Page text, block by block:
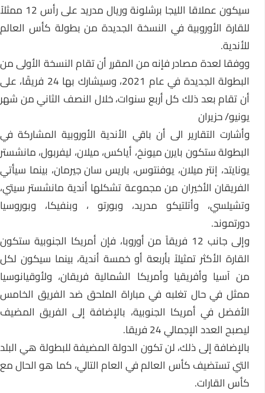
سيكون عملاقا الليجا برشلونة وريال مدريد على رأس 12 ممثلاً
للقارة الأوروبية في النسخة الجديدة من بطولة كأس العالم
للأندية.
ووفقا لعدة مصادر فإنه من المقرر أن تقام النسخة الأولى من
البطولة الجديدة في عام 2021، وسيشارك بها 24 فريقًا، على
أن تقام بعد ذلك كل أربع سنوات، خلال النصف الثاني من شهر
يونيو/ حزيران
وأشارت التقارير الى أن باقي الأندية الأوروبية المشاركة في
البطولة ستكون بايرن ميونخ، أياكس، ميلان، ليفربول، مانشستر
يونايتد، إنتر ميلان، يوفنتوس، باريس سان جيرمان، بينما سيأتي
الفريقان الأخيران من مجموعة تشكلها أندية مانشستر سيتي،
وتشيلسي، وأتلتيكو مدريد، وبورتو ، وبنفيكا، وبوروسيا
دورتموند.
وإلى جانب 12 فريقاً من أوروبا، فإن أمريكا الجنوبية ستكون
القارة الأكثر تمثيلاً بأربعة أو خمسة أندية، بينما سيكون لكل
من آسيا وأفريقيا وأمريكا الشمالية فريقان، ولأوقيانوسيا
ممثل في حال تغلبه في مباراة الملحق ضد الفريق الخامس
الأفضل في أمريكا الجنوبية، بالإضافة إلى الفريق المضيف
ليصبح العدد الإجمالي 24 فريقا.
بالإضافة إلى ذلك، لن تكون الدولة المضيفة للبطولة هي البلد
التي تستضيف كأس العالم في العام التالي، كما هو الحال مع
كأس القارات.